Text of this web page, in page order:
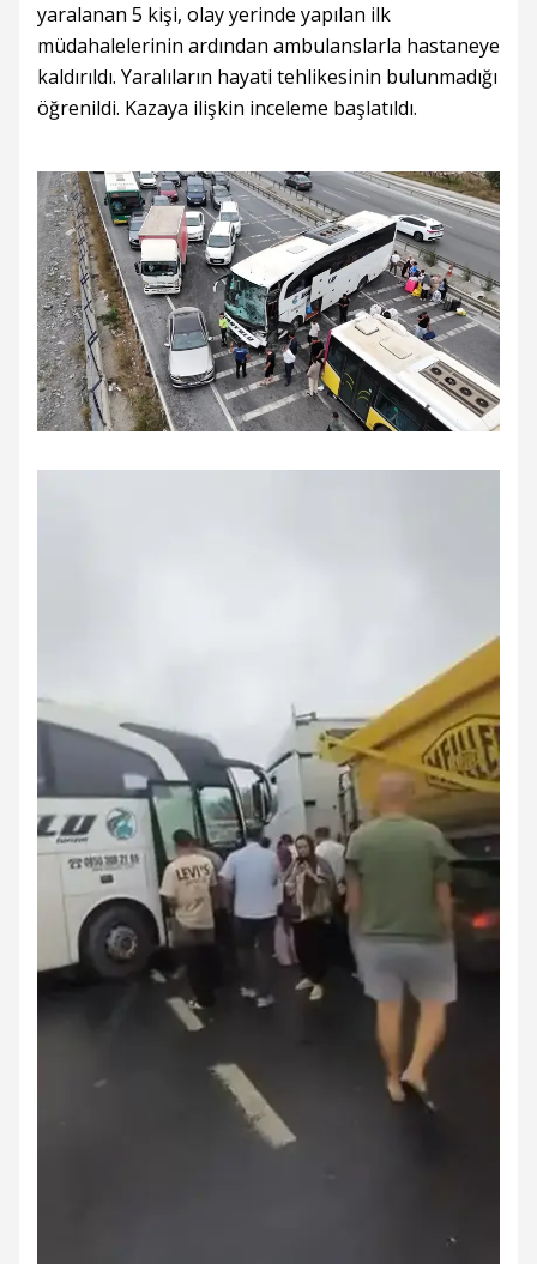
yaralanan 5 kişi, olay yerinde yapılan ilk
müdahalelerinin ardından ambulanslarla hastaneye
kaldırıldı. Yaralıların hayati tehlikesinin bulunmadığı
öğrenildi. Kazaya ilişkin inceleme başlatıldı.